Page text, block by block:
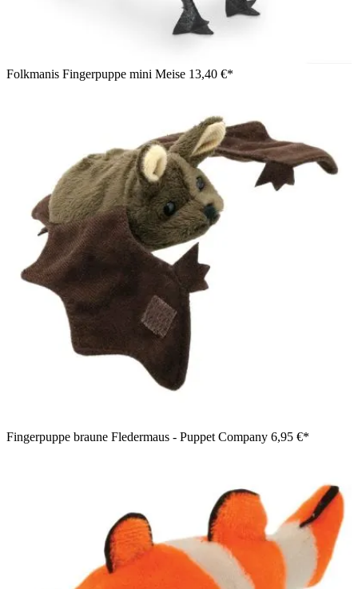
Folkmanis Fingerpuppe mini Meise 13,40 €*
Fingerpuppe braune Fledermaus - Puppet Company 6,95 €*